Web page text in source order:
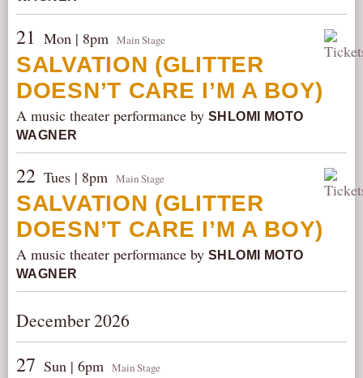
21 Mon | 8pm Main Stage
SALVATION (GLITTER
DOESN’T CARE I’M A BOY)
A music theater performance by SHLOMI MOTO
WAGNER
22 Tues | 8pm Main Stage
SALVATION (GLITTER
DOESN’T CARE I’M A BOY)
A music theater performance by SHLOMI MOTO
WAGNER
December 2026
27 Sun | 6pm Main Stage